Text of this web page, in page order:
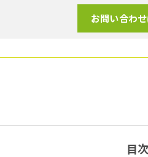
お問い合わ
目次